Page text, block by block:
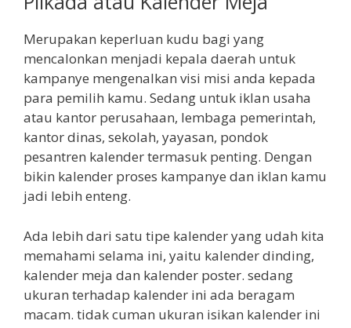
Merupakan keperluan kudu bagi yang
mencalonkan menjadi kepala daerah untuk
kampanye mengenalkan visi misi anda kepada
para pemilih kamu. Sedang untuk iklan usaha
atau kantor perusahaan, lembaga pemerintah,
kantor dinas, sekolah, yayasan, pondok
pesantren kalender termasuk penting. Dengan
bikin kalender proses kampanye dan iklan kamu
jadi lebih enteng.
Ada lebih dari satu tipe kalender yang udah kita
memahami selama ini, yaitu kalender dinding,
kalender meja dan kalender poster. sedang
ukuran terhadap kalender ini ada beragam
macam. tidak cuman ukuran isikan kalender ini